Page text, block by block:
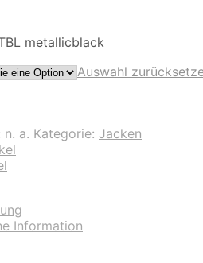
metallicblack
Auswahl
n. a. Kategorie: Jacken
Information